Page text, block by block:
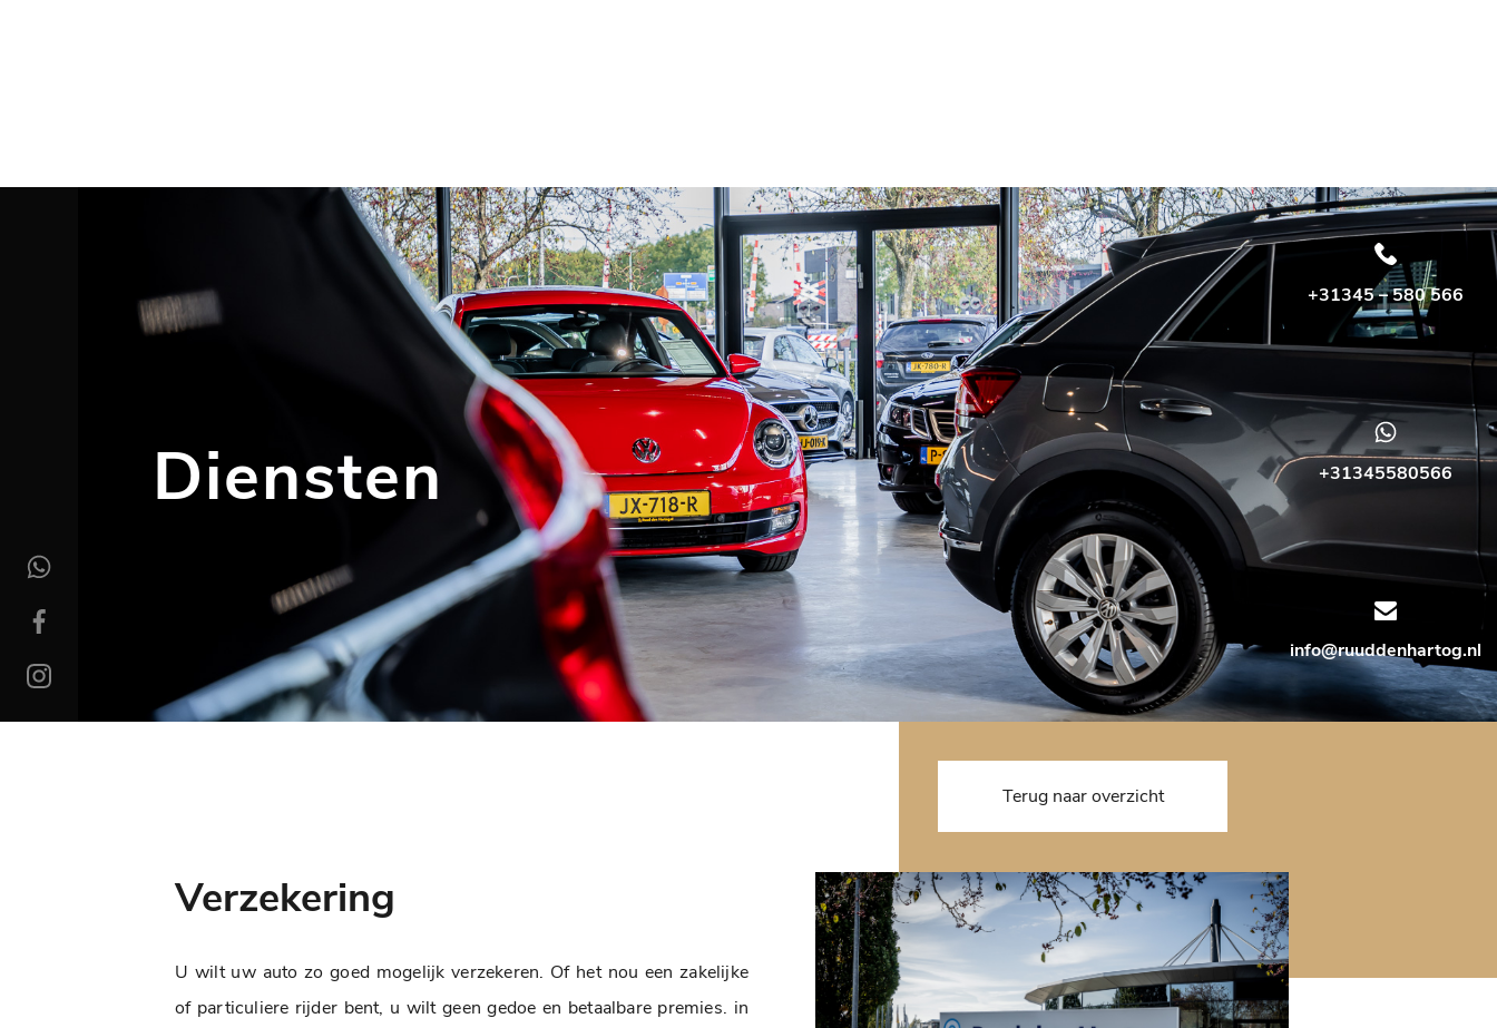
+31345 – 580 566
+31345580566
info@ruuddenhartog.nl
Diensten
Terug naar overzicht
Verzekering
U wilt uw auto zo goed mogelijk verzekeren. Of het nou een zakelijke
of particuliere rijder bent, u wilt geen gedoe en betaalbare premies. in